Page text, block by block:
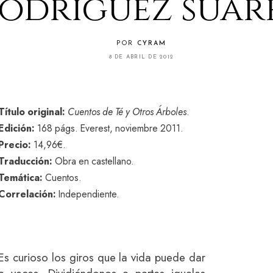
POR CYRAM
8 DE ABRIL DE 2012
original: Cuentos de Té y Otros Árboles.
168 págs. Everest, noviembre 2011.
14,96€.
Obra en castellano.
Cuentos.
Independiente.
curioso los giros que la vida puede dar